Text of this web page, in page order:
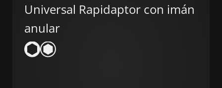
Universal Rapidaptor con imán
anular